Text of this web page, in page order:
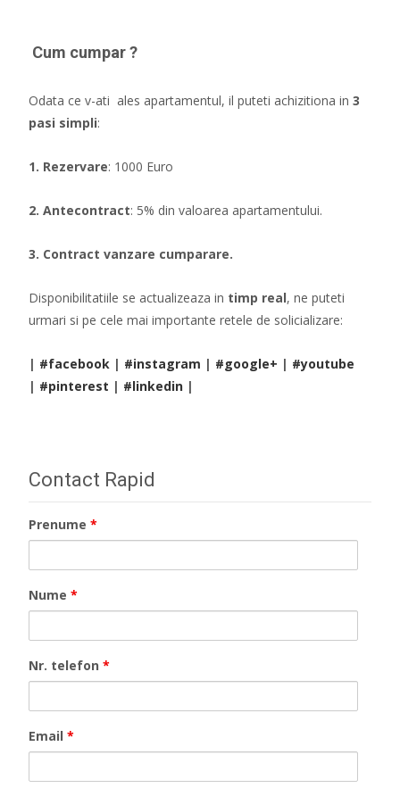
Cum cumpar ?
Odata ce v-ati ales apartamentul, il puteti achizitiona in 3
pasi simpli:
1. Rezervare: 1000 Euro
2. Antecontract: 5% din valoarea apartamentului.
3. Contract vanzare cumparare.
Disponibilitatiile se actualizeaza in timp real, ne puteti
urmari si pe cele mai importante retele de solicializare:
| #facebook | #instagram | #google+ | #youtube
| #pinterest | #linkedin |
Contact Rapid
Prenume *
Nume *
Nr. telefon *
Email *